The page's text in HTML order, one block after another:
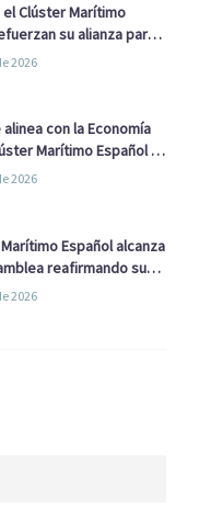
el Clúster Marítimo
su alianza para
estrategia Nacional
2026
con la Economía
Marítimo Español y
Naval avanzan alianzas
2026
Español alcanza
reafirmando su
la Economía Azul
2026